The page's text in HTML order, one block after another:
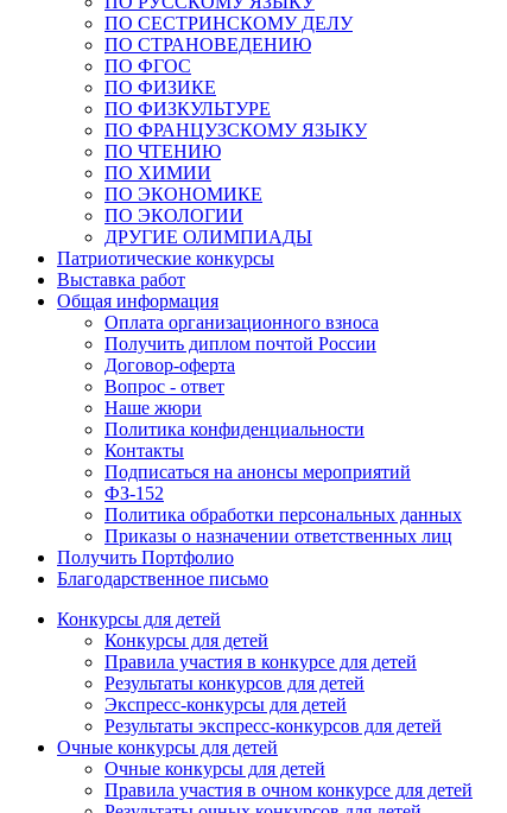
ПО СЕСТРИНСКОМУ ДЕЛУ
ПО СТРАНОВЕДЕНИЮ
ПО ФГОС
ПО ФИЗИКЕ
ПО ФИЗКУЛЬТУРЕ
ПО ФРАНЦУЗСКОМУ ЯЗЫКУ
ПО ЧТЕНИЮ
ПО ХИМИИ
ПО ЭКОНОМИКЕ
ПО ЭКОЛОГИИ
ДРУГИЕ ОЛИМПИАДЫ
Патриотические конкурсы
Выставка работ
Общая информация
Оплата организационного взноса
Получить диплом почтой России
Договор-оферта
Вопрос - ответ
Наше жюри
Политика конфиденциальности
Контакты
Подписаться на анонсы мероприятий
ФЗ-152
Политика обработки персональных данных
Приказы о назначении ответственных лиц
Получить Портфолио
Благодарственное письмо
Конкурсы для детей
Конкурсы для детей
Правила участия в конкурсе для детей
Результаты конкурсов для детей
Экспресс-конкурсы для детей
Результаты экспресс-конкурсов для детей
Очные конкурсы для детей
Очные конкурсы для детей
Правила участия в очном конкурсе для детей